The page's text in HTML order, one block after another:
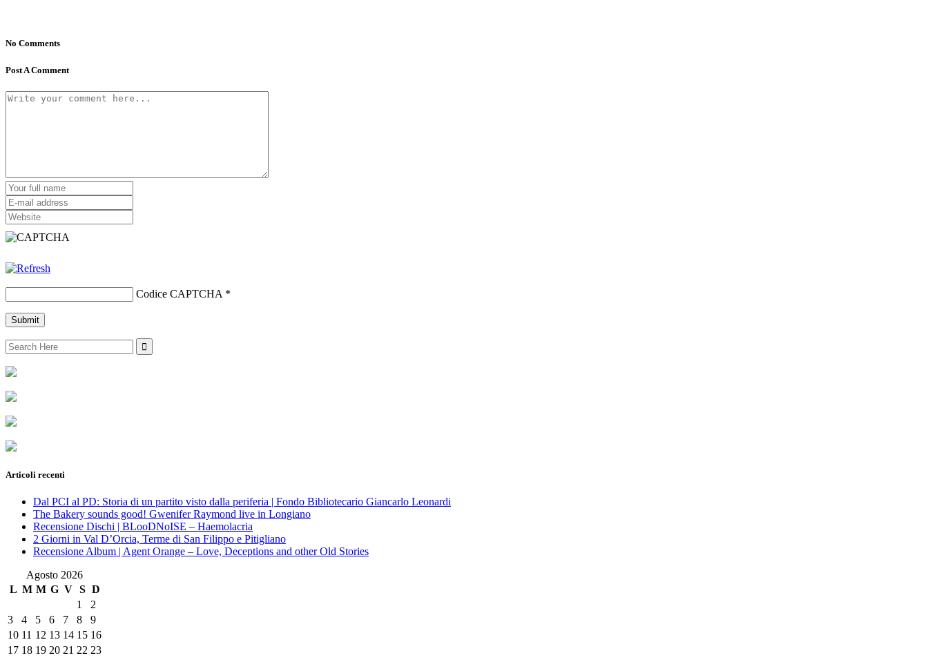
No Comments
Post A Comment
Codice CAPTCHA *
Search
for:
Articoli recenti
Dal PCI al PD: Storia di un partito visto dalla periferia | Fondo Bibliotecario Giancarlo Leonardi
The Bakery sounds good! Gwenifer Raymond live in Longiano
Recensione Dischi | BLooDNoISE – Haemolacria
2 Giorni in Val D’Orcia, Terme di San Filippo e Pitigliano
Recensione Album | Agent Orange – Love, Deceptions and other Old Stories
Agosto 2026
L M M G V S D
1
2
3
4 5 6 7 8
9
10 11 12 13 14 15 16
17 18 19 20 21 22 23